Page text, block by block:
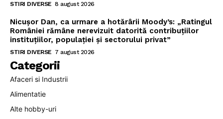
STIRI DIVERSE 8 august 2026
Nicușor Dan, ca urmare a hotărârii Moody’s: „Ratingul
României rămâne nerevizuit datorită contribuțiilor
instituțiilor, populației și sectorului privat”
STIRI DIVERSE 7 august 2026
Categorii
Afaceri si Industrii
Alimentatie
Alte hobby-uri